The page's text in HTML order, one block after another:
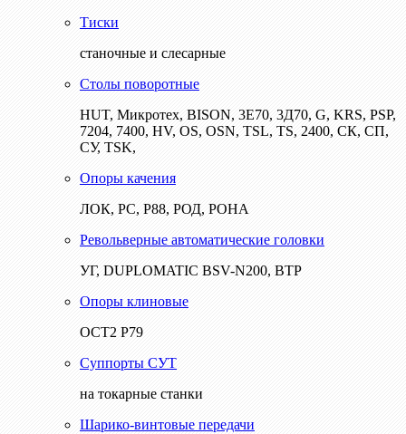
Тиски
станочные и слесарные
Столы поворотные
HUT, Микротех, BISON, 3Е70, 3Д70, G, KRS, PSP,
7204, 7400, HV, OS, OSN, TSL, TS, 2400, СК, СП,
СУ, TSK,
Опоры качения
ЛОК, РС, Р88, РОД, РОНА
Револьверные автоматические головки
УГ, DUPLOMATIC BSV-N200, ВТР
Опоры клиновые
ОСТ2 Р79
Суппорты СУТ
на токарные станки
Шарико-винтовые передачи